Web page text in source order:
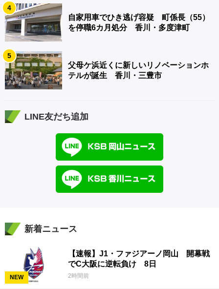
4
自家用車でひき逃げ容疑 町係長（55）
を停職6カ月処分 香川・多度津町
5
父母ケ浜近くに新しいリノベーションホ
テルが誕生 香川・三豊市
LINE友だち追加
新着ニュース
NEW
【速報】J1・ファジアーノ岡山 開幕戦
でC大阪に逆転負け 8日
2時間前